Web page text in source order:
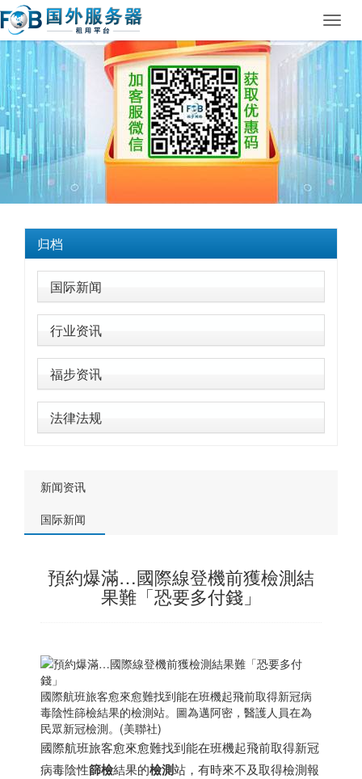
归档
国际新闻
行业资讯
福步资讯
法律法规
新闻资讯
国际新闻
預約爆滿…國際線登機前獲檢測結
果難「恐要多付錢」
國際航班旅客愈來愈難找到能在班機起飛前取得新冠病
毒陰性篩檢結果的檢測站。圖為邁阿密，醫護人員在為
民眾新冠檢測。(美聯社)
國際航班旅客愈來愈難找到能在班機起飛前取得新冠
病毒陰性篩檢結果的檢測站，有時來不及取得檢測報